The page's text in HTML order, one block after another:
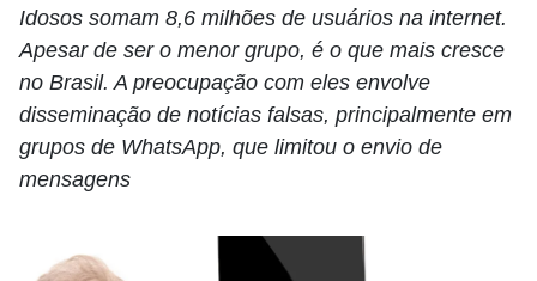
Idosos somam 8,6 milhões de usuários na internet.
Apesar de ser o menor grupo, é o que mais cresce
no Brasil. A preocupação com eles envolve
disseminação de notícias falsas, principalmente em
grupos de WhatsApp, que limitou o envio de
mensagens